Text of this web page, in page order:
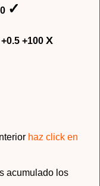
✓
+100 X
haz click en
acumulado los